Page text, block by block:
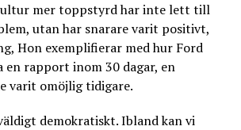
mer toppstyrd har inte lett till
utan har snarare varit positivt,
Hon exemplifierar med hur Ford
en rapport inom 30 dagar, en
varit omöjlig tidigare.
demokratiskt. Ibland kan vi